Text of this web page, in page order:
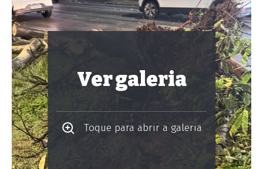
Ver galeria
Toque para abrir a galeria